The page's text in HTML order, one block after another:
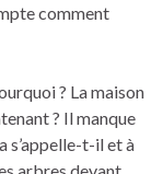
comment
? La maison
? Il manque
s’appelle-t-il et à